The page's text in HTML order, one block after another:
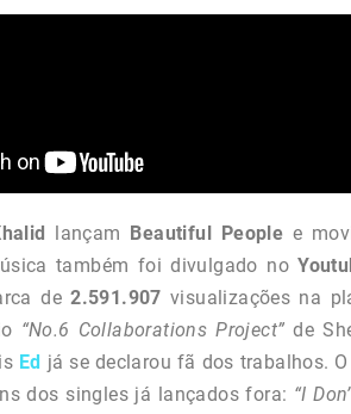
lançam Beautiful People e
também foi divulgado no
de2.591.907 visualizações na
“No.6 Collaborations Project” de
Ed já se declarou fã dos trabalhos.
dos singles já lançados fora: “I